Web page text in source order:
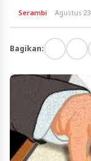
Serambi Agustus
Bagikan: